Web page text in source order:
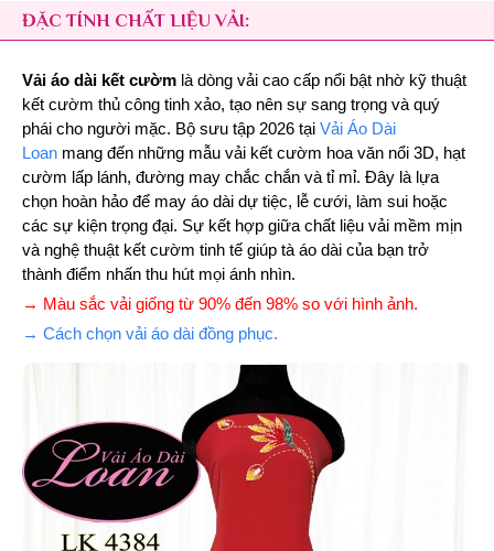
ĐẶC TÍNH CHẤT LIỆU VẢI:
Vải áo dài kết cườm là dòng vải cao cấp nổi bật nhờ kỹ thuật
kết cườm thủ công tinh xảo, tạo nên sự sang trọng và quý
phái cho người mặc. Bộ sưu tập 2026 tại Vải Áo Dài
Loan mang đến những mẫu vải kết cườm hoa văn nổi 3D, hạt
cườm lấp lánh, đường may chắc chắn và tỉ mỉ. Đây là lựa
chọn hoàn hảo để may áo dài dự tiệc, lễ cưới, làm sui hoặc
các sự kiện trọng đại. Sự kết hợp giữa chất liệu vải mềm mịn
và nghệ thuật kết cườm tinh tế giúp tà áo dài của bạn trở
thành điểm nhấn thu hút mọi ánh nhìn.
→ Màu sắc vải giống từ 90% đến 98% so với hình ảnh.
→ Cách chọn vải áo dài đồng phục.